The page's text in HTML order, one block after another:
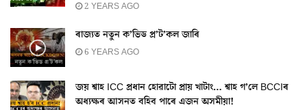
2 YEARS AGO
ৰাজ্যত নতুন ক’ভিড প্ৰ’ট’কল জাৰি
6 YEARS AGO
জয় শ্বাহ ICC প্রধান হোৱাটো প্ৰায় খাটাং… শ্বাহ গ’লে BCCIৰ
অধ্যক্ষৰ আসনত বহিব পাৰে এজন অসমীয়া!